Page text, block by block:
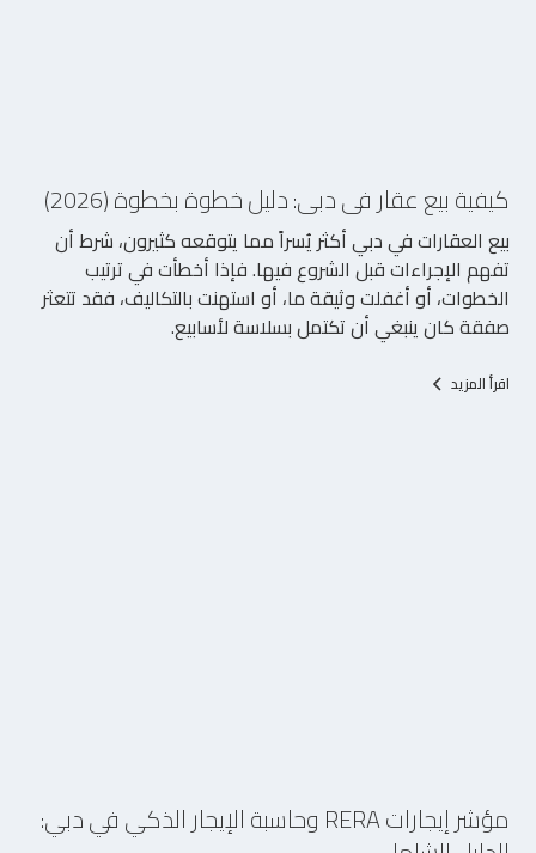
كيفية بيع عقار في دبي: دليل خطوة بخطوة (2026)
بيع العقارات في دبي أكثر يُسراً مما يتوقعه كثيرون، شرط أن
تفهم الإجراءات قبل الشروع فيها. فإذا أخطأت في ترتيب
الخطوات، أو أغفلت وثيقة ما، أو استهنت بالتكاليف، فقد تتعثر
صفقة كان ينبغي أن تكتمل بسلاسة لأسابيع.
اقرأ المزيد
مؤشر إيجارات RERA وحاسبة الإيجار الذكي في دبي: